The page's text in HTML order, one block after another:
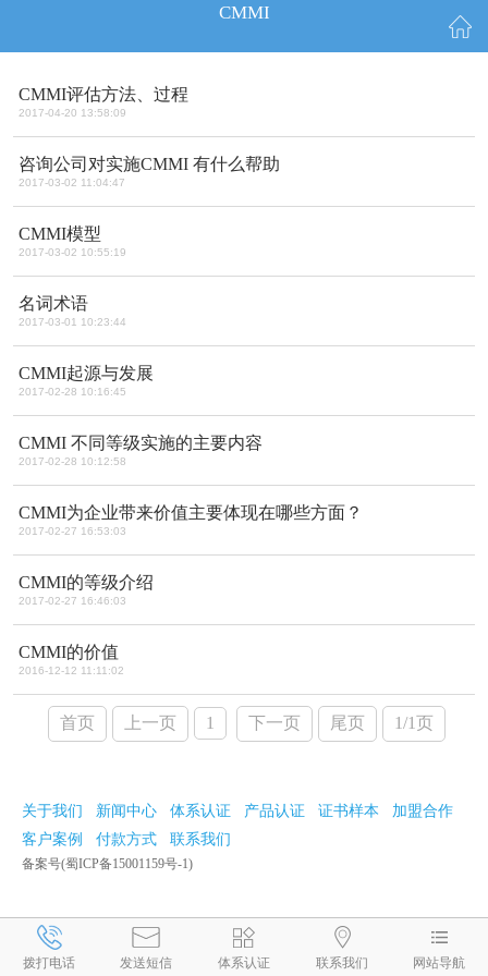
CMMI
CMMI评估方法、过程
2017-04-20 13:58:09
咨询公司对实施CMMI 有什么帮助
2017-03-02 11:04:47
CMMI模型
2017-03-02 10:55:19
名词术语
2017-03-01 10:23:44
CMMI起源与发展
2017-02-28 10:16:45
CMMI 不同等级实施的主要内容
2017-02-28 10:12:58
CMMI为企业带来价值主要体现在哪些方面？
2017-02-27 16:53:03
CMMI的等级介绍
2017-02-27 16:46:03
CMMI的价值
2016-12-12 11:11:02
首页 上一页 1 下一页 尾页 1/1页
关于我们 新闻中心 体系认证 产品认证 证书样本
加盟合作
客户案例
付款方式 联系我们
备案号(蜀ICP备15001159号-1)
拨打电话 发送短信 体系认证 联系我们 网站导航